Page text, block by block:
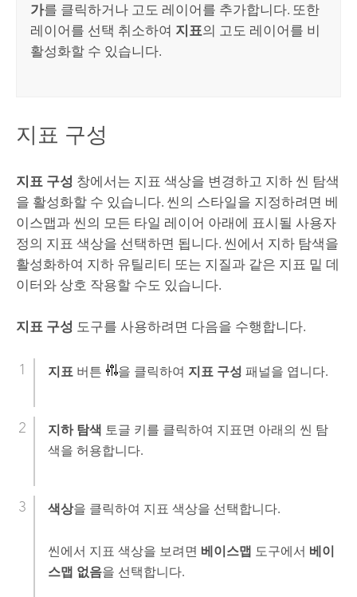
가를 클릭하거나 고도 레이어를 추가합니다. 또한
레이어를 선택 취소하여 지표의 고도 레이어를 비
활성화할 수 있습니다.
지표 구성
지표 구성 창에서는 지표 색상을 변경하고 지하 씬 탐색
을 활성화할 수 있습니다. 씬의 스타일을 지정하려면 베
이스맵과 씬의 모든 타일 레이어 아래에 표시될 사용자
정의 지표 색상을 선택하면 됩니다. 씬에서 지하 탐색을
활성화하여 지하 유틸리티 또는 지질과 같은 지표 밑 데
이터와 상호 작용할 수도 있습니다.
지표 구성 도구를 사용하려면 다음을 수행합니다.
지표버튼 을 클릭하여 지표 구성 패널을 엽니다.
지하 탐색 토글 키를 클릭하여 지표면 아래의 씬 탐
색을 허용합니다.
색상을 클릭하여 지표 색상을 선택합니다.
씬에서 지표 색상을 보려면 베이스맵 도구에서 베이
스맵 없음을 선택합니다.